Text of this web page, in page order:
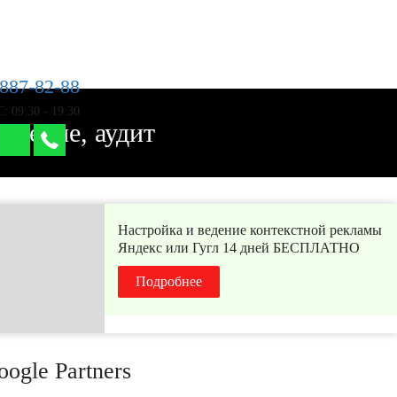
82-88
09:30 - 19:30
аудит
Настройка и ведение контекстной рекламы
Яндекс или Гугл 14 дней БЕСПЛАТНО
Подробнее
Partners